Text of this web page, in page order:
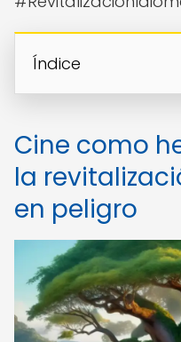
Índice
Cine como
la
en peligro